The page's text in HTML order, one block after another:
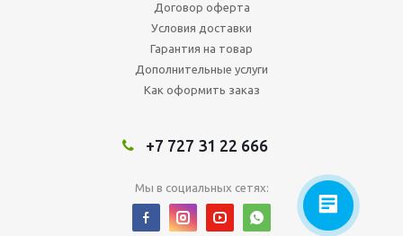
Договор оферта
Условия доставки
Гарантия на товар
Дополнительные услуги
Как оформить заказ
+7 727 31 22 666
Мы в социальных сетях: